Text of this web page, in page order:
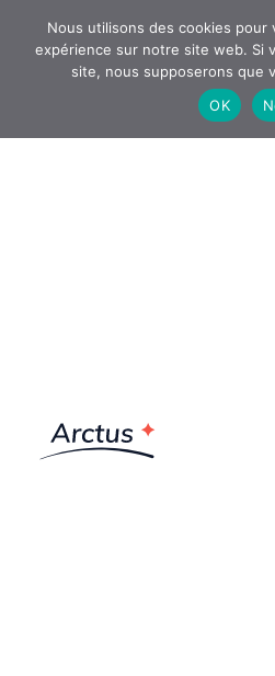
Nous utilisons des cookies pour
expérience sur notre site web. Si
site, nous supposerons que
OK